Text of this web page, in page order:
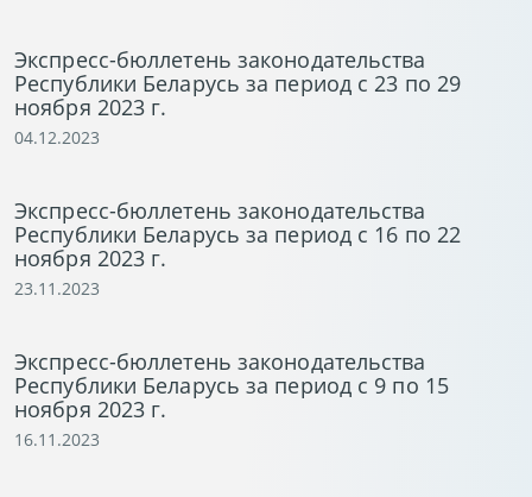
Экспресс-бюллетень законодательства
Республики Беларусь за период с 23 по 29
ноября 2023 г.
04.12.2023
Экспресс-бюллетень законодательства
Республики Беларусь за период с 16 по 22
ноября 2023 г.
23.11.2023
Экспресс-бюллетень законодательства
Республики Беларусь за период с 9 по 15
ноября 2023 г.
16.11.2023